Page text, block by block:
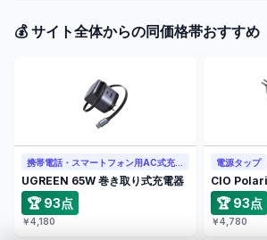
💰 サイト全体からの同価格帯おすすめ
携帯電話・スマートフォン用AC式充電器
UGREEN 65W 巻き取り式充電器
🏆 93点
￥4,180
電源タップ
CIO
🏆 93点
￥4,780